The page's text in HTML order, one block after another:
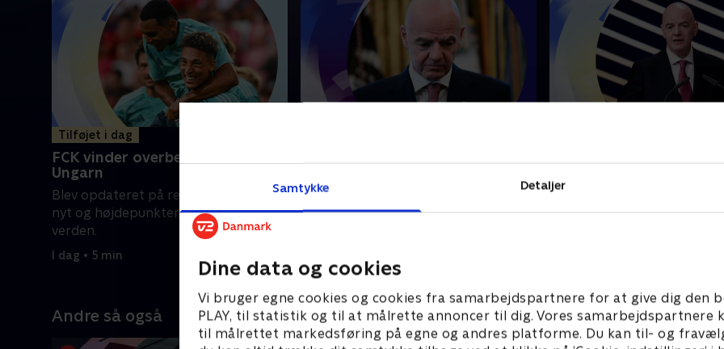
Samtykke Detaljer
Dine data og cookies
Vi bruger egne cookies og cookies fra samarbejdspartnere for at give dig den
PLAY, til statistik og til at målrette annoncer til dig. Vores samarbejdspartnere
til målrettet markedsføring på egne og andres platforme. Du kan til- og
Tilføjet i dag
FCK vinder overbevisende i
Ungarn
Blev opdateret på resultater, seneste
nyt og højdepunkter fra sportens
verden.
I dag • 5 min
Bliv opdateret på resultater, seneste
nyt og højdepunkter fra sportens
Blev opdateret på
Andre så også